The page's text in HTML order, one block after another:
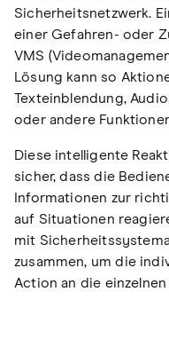
Sicherheitsnetzwerk.
einer Gefahren- oder
VMS
Lösung kann so
Texteinblendung,
oder andere
Diese intelligente
sicher, dass die
Informationen zur
auf Situationen
mit
zusammen, um die
Action an die